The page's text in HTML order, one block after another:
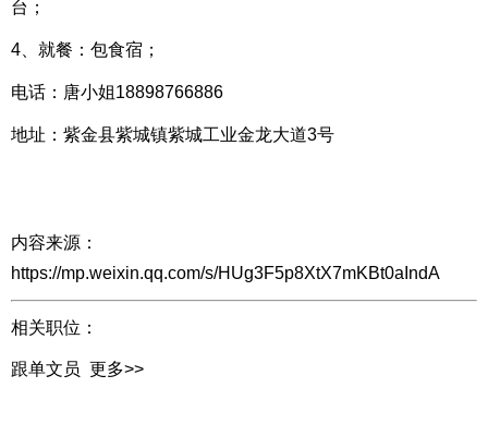
台；
4、就餐：包食宿；
电话：唐小姐18898766886
地址：紫金县紫城镇紫城工业金龙大道3号
内容来源：
https://mp.weixin.qq.com/s/HUg3F5p8XtX7mKBt0aIndA
相关职位：
跟单文员 更多>>